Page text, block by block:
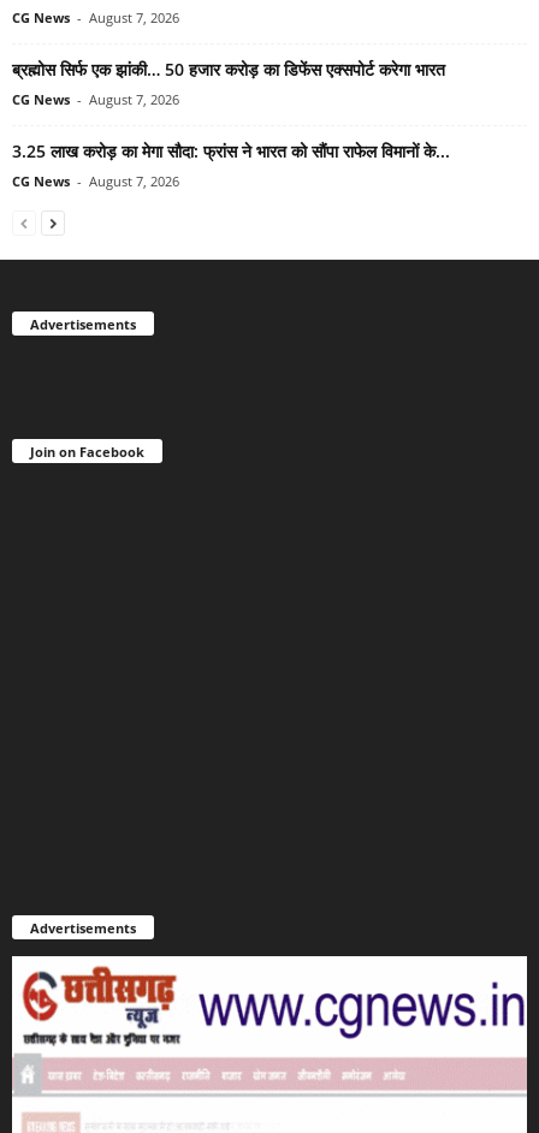
CG News - August 7, 2026
ब्रह्मोस सिर्फ एक झांकी… 50 हजार करोड़ का डिफेंस एक्सपोर्ट करेगा भारत
CG News - August 7, 2026
3.25 लाख करोड़ का मेगा सौदा: फ्रांस ने भारत को सौंपा राफेल विमानों के...
CG News - August 7, 2026
Advertisements
Join on Facebook
Advertisements